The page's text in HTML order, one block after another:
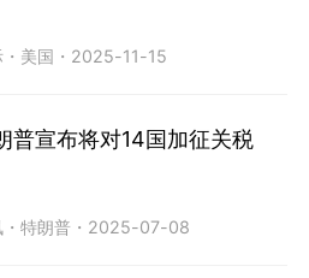
・ 美国 ・ 2025-11-15
普宣布将对14国加征关税
・特朗普 ・ 2025-07-08